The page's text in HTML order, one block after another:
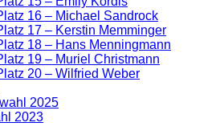
16 – Michael Sandrock
17 – Kerstin Memminger
18 – Hans Menningmann
19 – Muriel Christmann
20 – Wilfried Weber
2025
2023